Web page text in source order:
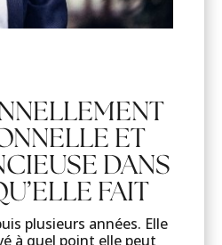
ET
DANS
FAIT
plusieurs années. Elle
à quel point elle peut